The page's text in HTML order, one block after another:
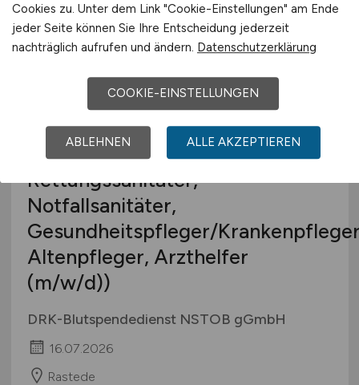
Medizinisches Fachpersonal
(m/w/d)
im Bereich
Blutentnahme (Medizinischer
Fachangestellter,
Rettungssanitäter,
Notfallsanitäter,
Gesundheitspfleger/
Altenpfleger, Arzthelfer
(m/w/d))
DRK-Blutspendedienst NSTOB gGmbH
16.07.2026
Rastede
Cookies zu. Unter dem Link "Cookie-Einstellungen" am Ende
jeder Seite können Sie Ihre Entscheidung jederzeit
nachträglich aufrufen und ändern. Datenschutzerklärung
COOKIE-EINSTELLUNGEN
ABLEHNEN ALLE AKZEPTIEREN